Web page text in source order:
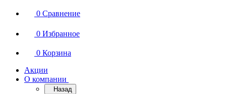
0 Сравнение
0 Избранное
0 Корзина
Акции
О компании
Назад